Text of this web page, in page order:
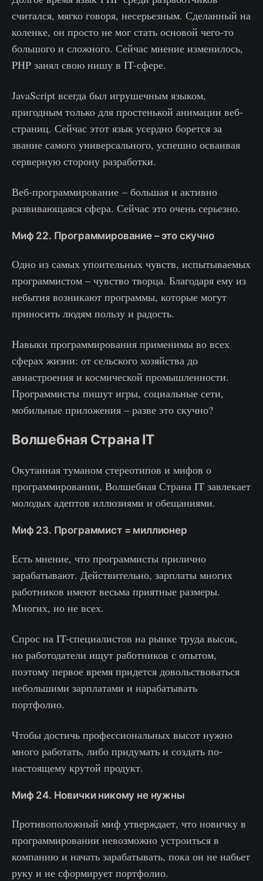
считался, мягко говоря, несерьезным. Сделанный на
коленке, он просто не мог стать основой чего-то
большого и сложного. Сейчас мнение изменилось,
PHP занял свою нишу в IT-сфере.
JavaScript всегда был игрушечным языком,
пригодным только для простенькой анимации веб-
страниц. Сейчас этот язык усердно борется за
звание самого универсального, успешно осваивая
серверную сторону разработки.
Веб-программирование – большая и активно
развивающаяся сфера. Сейчас это очень серьезно.
Миф 22. Программирование – это скучно
Одно из самых упоительных чувств, испытываемых
программистом – чувство творца. Благодаря ему из
небытия возникают программы, которые могут
приносить людям пользу и радость.
Навыки программирования применимы во всех
сферах жизни: от сельского хозяйства до
авиастроения и космической промышленности.
Программисты пишут игры, социальные сети,
мобильные приложения – разве это скучно?
Волшебная Страна IT
Окутанная туманом стереотипов и мифов о
программировании, Волшебная Страна IT завлекает
молодых адептов иллюзиями и обещаниями.
Миф 23. Программист = миллионер
Есть мнение, что программисты прилично
зарабатывают. Действительно, зарплаты многих
работников имеют весьма приятные размеры.
Многих, но не всех.
Спрос на IT-специалистов на рынке труда высок,
но работодатели ищут работников с опытом,
поэтому первое время придется довольствоваться
небольшими зарплатами и нарабатывать
портфолио.
Чтобы достичь профессиональных высот нужно
много работать, либо придумать и создать по-
настоящему крутой продукт.
Миф 24. Новички никому не нужны
Противоположный миф утверждает, что новичку в
программировании невозможно устроиться в
компанию и начать зарабатывать, пока он не набьет
руку и не сформирует портфолио.